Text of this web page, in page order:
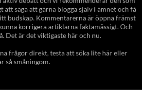
att säga att gärna blogga själv i ämnet och få
budskap. Kommentarerna är öppna främst
korrigera artiklarna faktamässigt. Och
Det är det viktigaste här och nu.
frågor direkt, testa att söka lite här eller
så småningom.